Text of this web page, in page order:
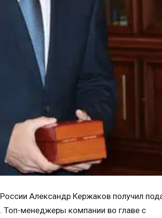
Александр Кержаков получил
Топ-менеджеры компании во главе с